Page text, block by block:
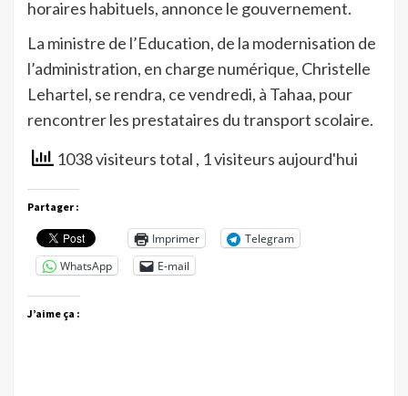
horaires habituels, annonce le gouvernement.
La ministre de l’Education, de la modernisation de
l’administration, en charge numérique, Christelle
Lehartel, se rendra, ce vendredi, à Tahaa, pour
rencontrer les prestataires du transport scolaire.
1038 visiteurs total , 1 visiteurs aujourd'hui
Partager :
Imprimer
Telegram
WhatsApp
E-mail
J’aime ça :